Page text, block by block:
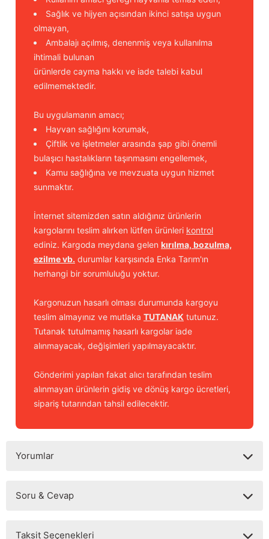
Sağlık ve hijyen açısından ikinci satışa uygun
olmayan,
Ambalajı açılmış, denenmiş veya kullanılma
ihtimali bulunan
ürünlerde cayma hakkı ve iade talebi kabul
edilmemektedir.
Bu uygulamanın amacı;
Hayvan sağlığını korumak,
Çiftlik ve işletmeler arasında şap gibi önemli
bulaşıcı hastalıkların taşınmasını engellemek,
Kamu sağlığına ve mevzuata uygun hizmet
sunmaktır.
İnternet sitemizden satın aldığınız ürünlerin
kargolarını teslim alırken lütfen ürünleri kontrol
ediniz. Kargoda meydana gelen kırılma, bozulma,
ezilme vb. durumlar karşısında Enka Tarım'ın
herhangi bir sorumluluğu yoktur.
Kargonuzun hasarlı olması durumunda kargoyu
teslim almayınız ve mutlaka TUTANAK tutunuz.
Tutanak tutulmamış hasarlı kargolar iade
alınmayacak, değişimleri yapılmayacaktır.
Gönderimi yapılan fakat alıcı tarafından teslim
alınmayan ürünlerin gidiş ve dönüş kargo ücretleri,
sipariş tutarından tahsil edilecektir.
Yorumlar
Soru & Cevap
Taksit Seçenekleri